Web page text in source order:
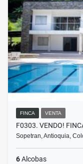
FINCA VENTA
F0303. VENDO!
Sopetran, Antioquia,
6Alcobas